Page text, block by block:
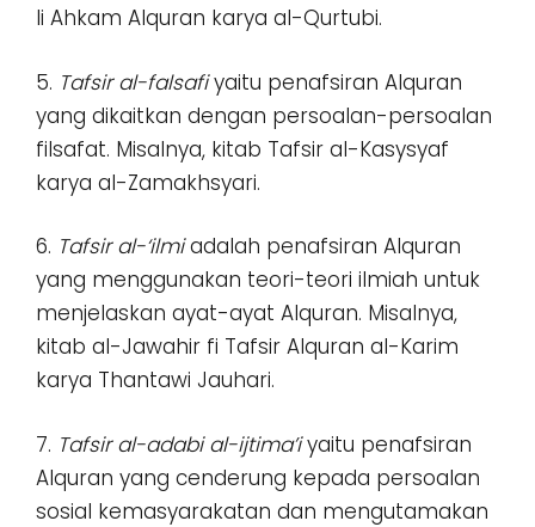
li Ahkam Alquran karya al-Qurtubi.
5. Tafsir al-falsafiyaitu penafsiran Alquran
yang dikaitkan dengan persoalan-persoalan
filsafat. Misalnya, kitab Tafsir al-Kasysyaf
karya al-Zamakhsyari.
6. Tafsir al-‘ilmiadalah penafsiran Alquran
yang menggunakan teori-teori ilmiah untuk
menjelaskan ayat-ayat Alquran. Misalnya,
kitab al-Jawahir fi Tafsir Alquran al-Karim
karya Thantawi Jauhari.
7. Tafsir al-adabi al-ijtima’iyaitu penafsiran
Alquran yang cenderung kepada persoalan
sosial kemasyarakatan dan mengutamakan